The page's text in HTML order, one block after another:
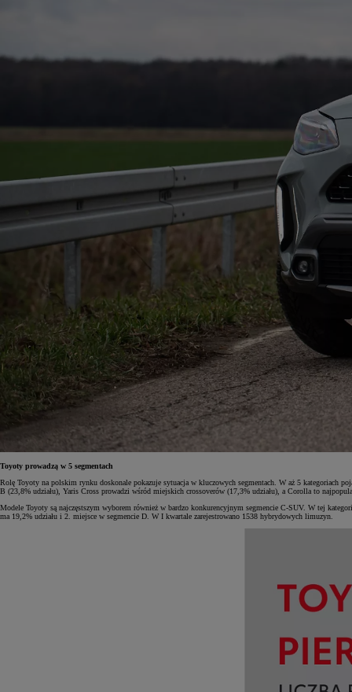
Od105 300 zł
Corolla Hatchback
Toyoty prowadzą w 5 segmentach
Rolę Toyoty na polskim rynku doskonale pokazuje sytuacja w kluczowych segmentach. W aż 5 kategoriach
B (23,8% udziału), Yaris Cross prowadzi wśród miejskich crossoverów (17,3% udziału), a Corolla to
Modele Toyoty są najczęstszym wyborem również w bardzo konkurencyjnym segmencie C-SUV. W tej
ma 19,2% udziału i 2. miejsce w segmencie D. W I kwartale zarejestrowano 1538 hybrydowych limuzyn.